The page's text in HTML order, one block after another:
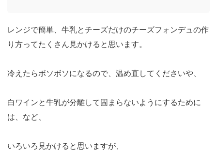
レンジで簡単、牛乳とチーズだけのチーズフォンデュの作
り方ってたくさん見かけると思います。
冷えたらボソボソになるので、温め直してくださいや、
白ワインと牛乳が分離して固まらないようにするために
は、など、
いろいろ見かけると思いますが、